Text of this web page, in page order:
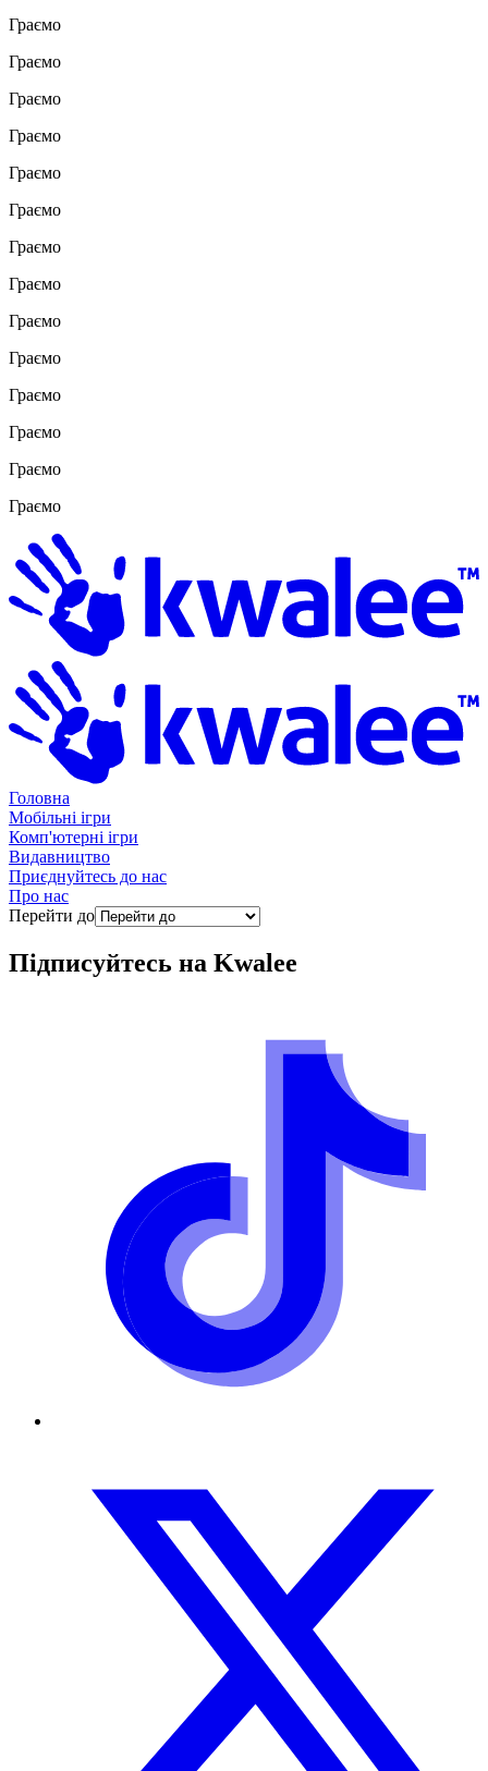
Граємо
Граємо
Граємо
Граємо
Граємо
Граємо
Граємо
Граємо
Граємо
Граємо
Граємо
Граємо
Граємо
Граємо
Головна
Мобільні ігри
Комп'ютерні ігри
Видавництво
Приєднуйтесь до нас
Про нас
Перейти до
Підписуйтесь на Kwalee